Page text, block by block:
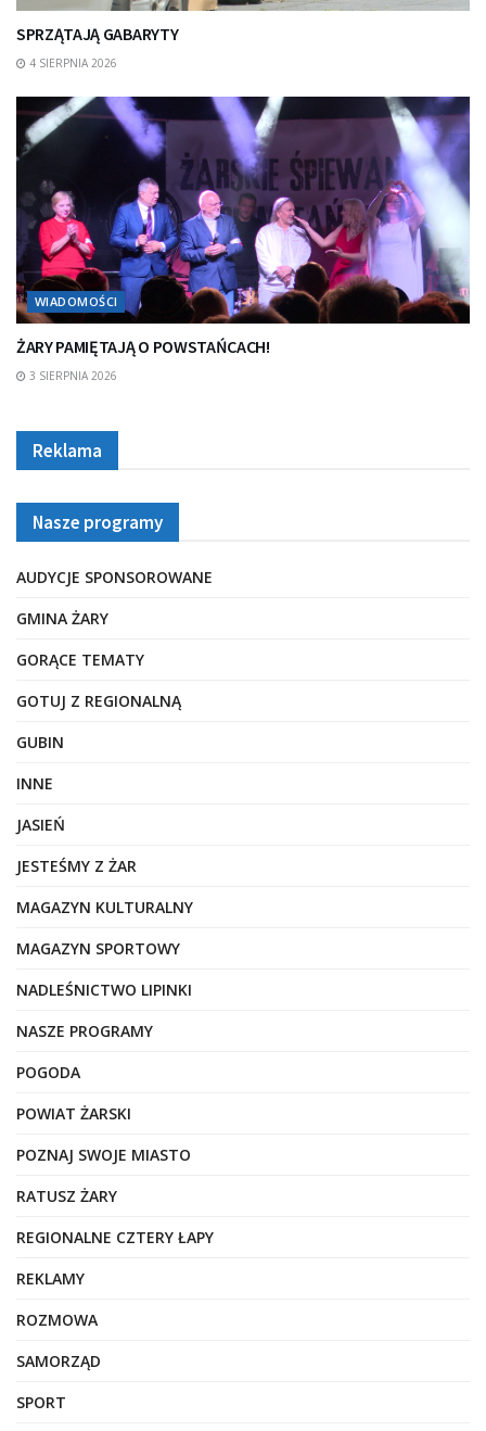
SPRZĄTAJĄ GABARYTY
4 SIERPNIA 2026
WIADOMOŚCI
ŻARY PAMIĘTAJĄ O POWSTAŃCACH!
3 SIERPNIA 2026
Reklama
Nasze programy
AUDYCJE SPONSOROWANE
GMINA ŻARY
GORĄCE TEMATY
GOTUJ Z REGIONALNĄ
GUBIN
INNE
JASIEŃ
JESTEŚMY Z ŻAR
MAGAZYN KULTURALNY
MAGAZYN SPORTOWY
NADLEŚNICTWO LIPINKI
NASZE PROGRAMY
POGODA
POWIAT ŻARSKI
POZNAJ SWOJE MIASTO
RATUSZ ŻARY
REGIONALNE CZTERY ŁAPY
REKLAMY
ROZMOWA
SAMORZĄD
SPORT